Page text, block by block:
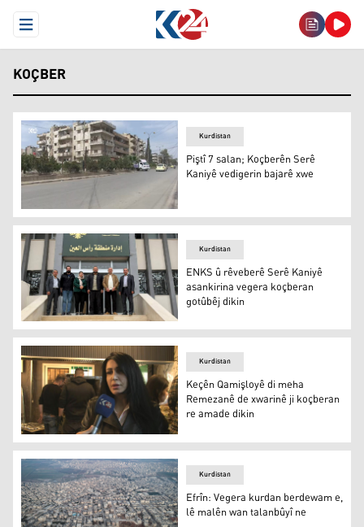
Open Menu
KOÇBER
Piştî 7 salan; Koçberên Serê Kaniyê vedigerin bajarê xwe
Kurdistan
Piştî 7 salan; Koçberên Serê
Kaniyê vedigerin bajarê xwe
ENKS û rêveberê Serê Kaniyê asankirina vegera
Kurdistan
ENKS û rêveberê Serê Kaniyê
asankirina vegera koçberan
gotûbêj dikin
Keçên Qamişloyê di meha Remezanê de xwarinê ji
Kurdistan
Keçên Qamişloyê di meha
Remezanê de xwarinê ji koçberan
re amade dikin
Kurdistan
Efrîn: Vegera kurdan berdewam e,
lê malên wan talanbûyî ne